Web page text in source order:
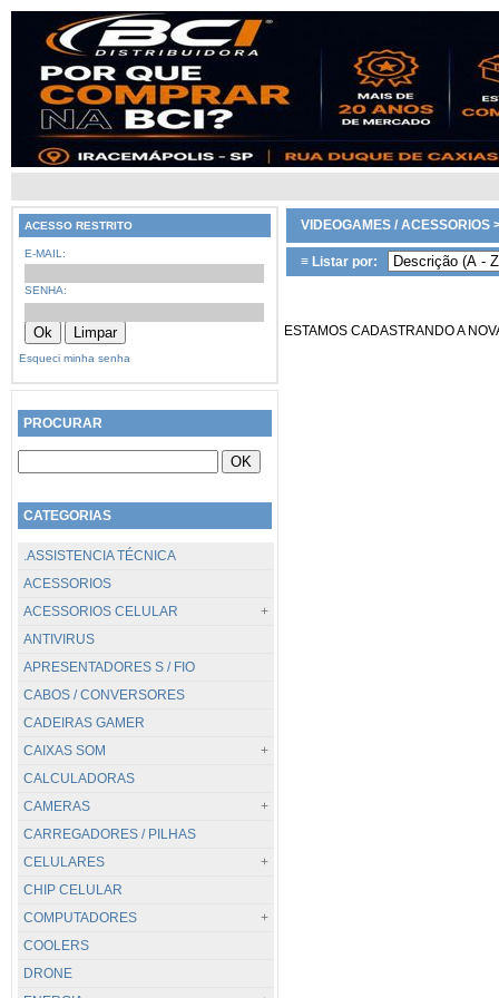
ACESSO RESTRITO
E-MAIL:
SENHA:
Esqueci minha senha
VIDEOGAMES / ACESSORIOS
≡ Listar por:
ESTAMOS CADASTRANDO A
PROCURAR
CATEGORIAS
.ASSISTENCIA TÉCNICA
ACESSORIOS
ACESSORIOS CELULAR
TODOS...
CABOS / CARREGADORES
POWER BANK
SUPORTES
ANTIVIRUS
APRESENTADORES S / FIO
CABOS / CONVERSORES
CADEIRAS GAMER
CAIXAS SOM
TODOS...
.PC / BLUETOOTH
JBL
CALCULADORAS
CAMERAS
TODOS...
DIGITAIS
GOPRO / GOAL PRO
VIGILANCIA
WEBCAM
CARREGADORES / PILHAS
CELULARES
TODOS...
APPLE
CATERPILLAR
HUAWEI
CHIP CELULAR
COMPUTADORES
TODOS...
DESKTOP
COOLERS
DRONE